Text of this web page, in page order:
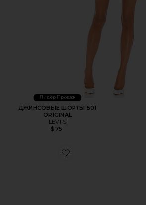
Лидер Продаж
ДЖИНСОВЫЕ ШОРТЫ 501
ORIGINAL
LEVI'S
$75
Favorite КРОССОВКИ GEL-1130